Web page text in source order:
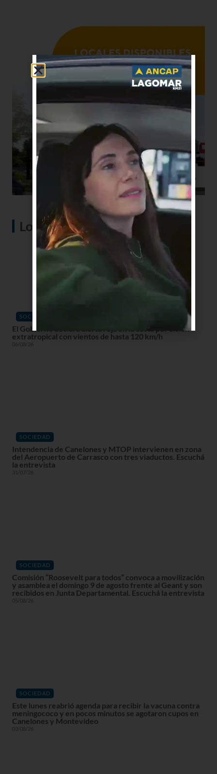
Lo más visto
SOCIEDAD
El Gobierno declara alerta roja en la costa por ciclón
extratropical con vientos de hasta 120 km/h
06/08/26
SOCIEDAD
Intendencia de Canelones y MTOP intervienen en zona
del Aeropuerto de Carrasco con tres viaductos. Escuchá
la entrevista
31/07/26
SOCIEDAD
Comisión “Roosevelt para todos” convoca a movilización
y asamblea el domingo 9 de agosto frente al Geant y son
recibidos en Junta Departamental. Escuchá la entrevista
05/08/26
SOCIEDAD
Este lunes reabrió agenda para recibir la vacuna contra
meningococo y en pocos minutos se agotaron cupos en
Canelones y Montevideo
03/08/26